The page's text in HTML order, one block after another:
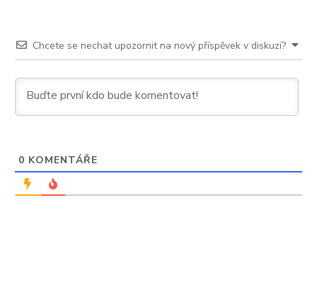
Chcete se nechat upozornit na nový příspěvek v diskuzi?
0 KOMENTÁŘE